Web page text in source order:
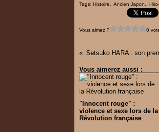
Tags: Histoire Ancien Japon
Vous aimez ? 0
Vous aimerez aussi :
"Innocent rouge" :
violence et sexe lors de la
Révolution française